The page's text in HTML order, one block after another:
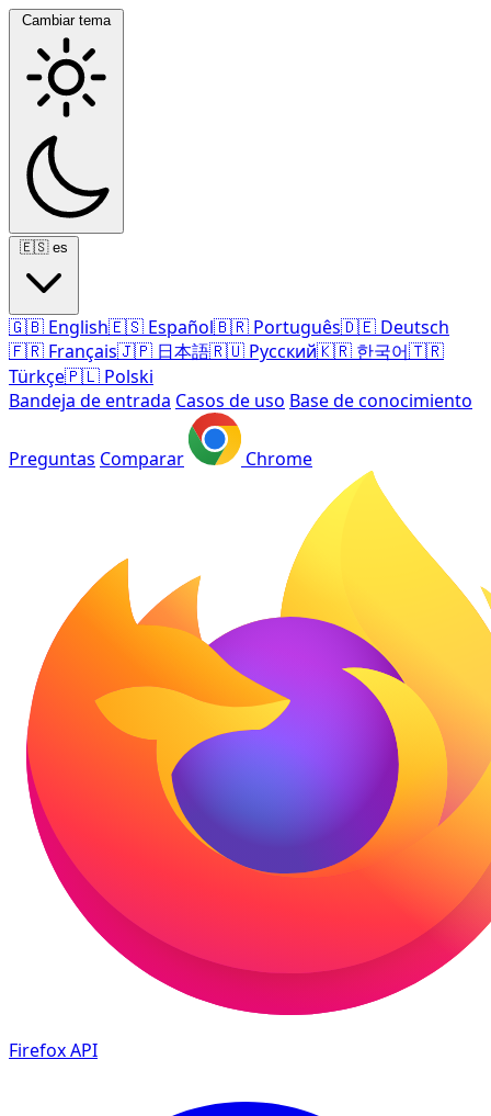
Cambiar tema
🇪🇸 es
🇬🇧 English🇪🇸 Español🇧🇷 Português🇩🇪 Deutsch
🇫🇷 Français🇯🇵 日本語🇷🇺 Русский🇰🇷 한국어🇹🇷
Türkçe🇵🇱 Polski
Bandeja de entrada Casos de uso Base de conocimiento
Preguntas Comparar Chrome
FirefoxAPI